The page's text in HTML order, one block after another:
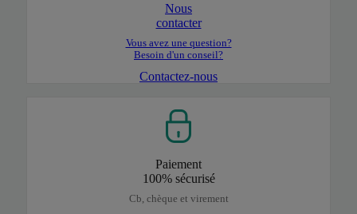
Nous
contacter
Vous avez une question?
Besoin d'un conseil?
Contactez-nous
Paiement
100% sécurisé
Cb, chèque et virement